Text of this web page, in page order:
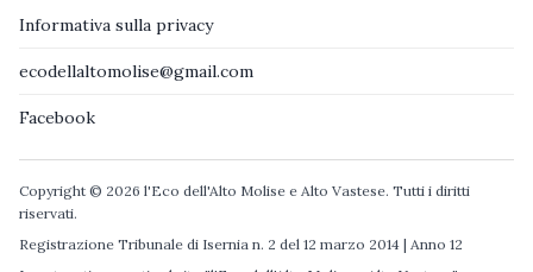
Informativa sulla privacy
ecodellaltomolise@gmail.com
Facebook
Copyright © 2026 l'Eco dell'Alto Molise e Alto Vastese. Tutti i diritti
riservati.
Registrazione Tribunale di Isernia n. 2 del 12 marzo 2014 | Anno 12